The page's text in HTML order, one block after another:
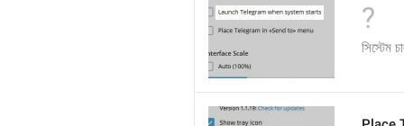
?
সিস্টেম